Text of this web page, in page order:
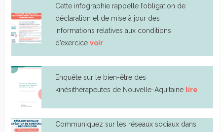
Cette infographie rappelle l’obligation de
déclaration et de mise à jour des
informations relatives aux conditions
d’exercicevoir
Enquête sur le bien-être des
kinésithérapeutes de Nouvelle-Aquitaine lire
Communiquez sur les réseaux sociaux dans